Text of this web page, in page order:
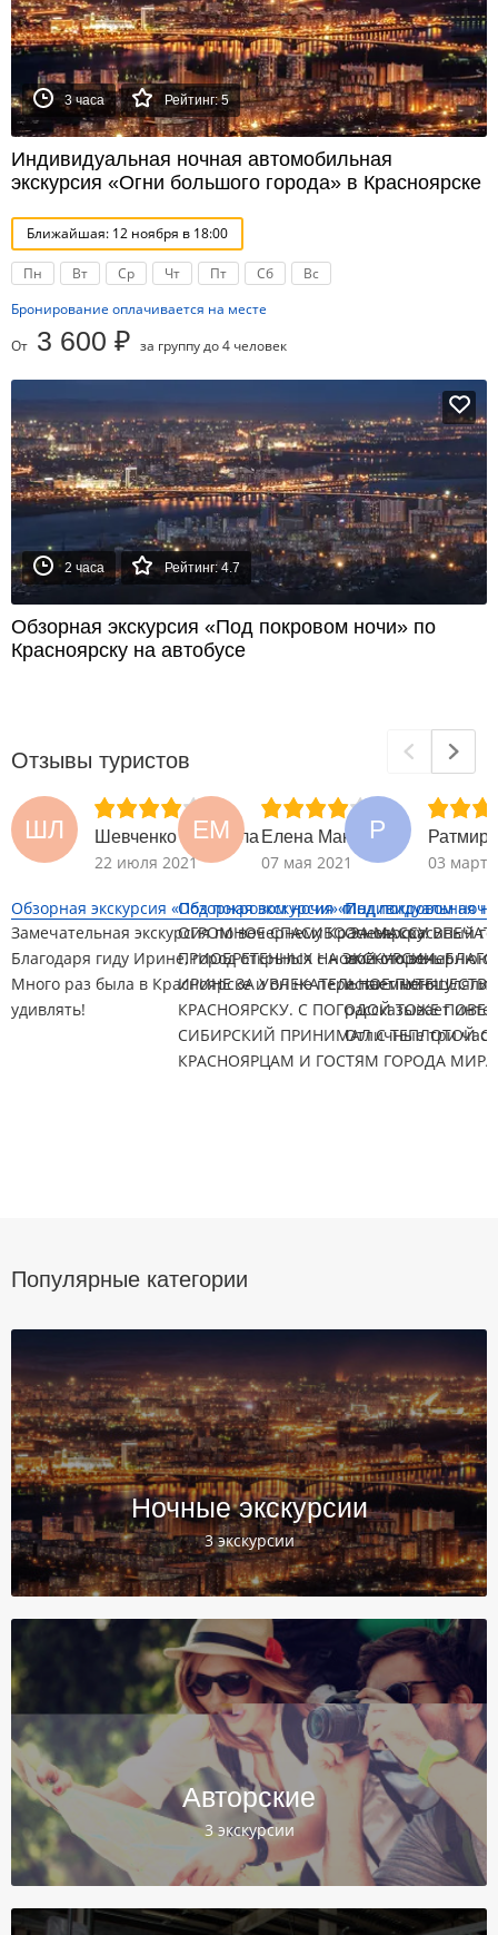
3 часа Рейтинг: 5
Индивидуальная ночная автомобильная
экскурсия «Огни большого города» в Красноярске
Ближайшая: 12 ноября в 18:00
Пн Вт Ср Чт Пт Сб
Вс
Бронирование оплачивается на месте
От 3 600 ₽ за группу до 4 человек
2 часа Рейтинг: 4.7
Обзорная экскурсия «Под покровом ночи» по
Красноярску на автобусе
Отзывы туристов
ШЛ Шевченко Людмила
22 июля 2021
Обзорная экскурсия «Под покровом ночи» п...
Замечательная экскурсия по вечернему Красноярску!
Благодаря гиду Ирине, город открылся с новой стороны!
Много раз была в Красноярске и он не перестает меня
удивлять!
ЕМ Елена Макян
07 мая 2021
Обзорная экскурсия «Под покровом
ОГРОМНОЕ СПАСИБО ЗА МАССУ
ПРИОБРЕТЕННЫХ НА ЭКСКУРСИИ.
ИРИНЕ ЗА УВЛЕКАТЕЛЬНОЕ
КРАСНОЯРСКУ. С ПОГОДОЙ ТОЖЕ
СИБИРСКИЙ ПРИНИМАЛ С ТЕПЛОТОЙ
КРАСНОЯРЦАМ И ГОСТЯМ ГОРОДА
Р Ратмир
03
Индивидуальная
Очень красивый
именно вечернюю
и так много
рассказывает
Отличные три
Популярные категории
Ночные экскурсии
3 экскурсии
Авторские
3 экскурсии